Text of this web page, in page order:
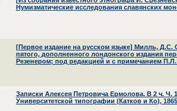
Нумизматические исследования славянских
[Первое издание на русском языке] Милль, Д.С.
пятого, дополненного лондонского издания
Резенером; под редакцией и с примечанием
Записки Алексея Петровича Ермолова. В 2 ч. Ч.
Университетской типографии (Катков и Ко),